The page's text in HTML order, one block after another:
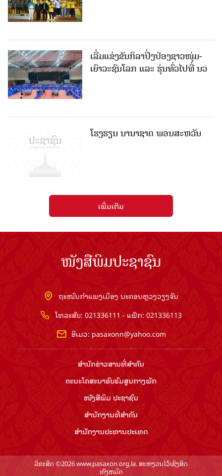
ເລີ່ມແຂ່ງຂັນກິລາປິ່ງປ່ອງຊາວໜຸ່ມ-
ເຍົາວະຊົນໂລກ ແລະ ຮຸ່ນທົ່ວໄປທີ່ ນວ
ໂຮງຮຽນ ນານາຊາດ ພອນສະຫວັນ
ເພີ່ມເຕີມ
ໜັງສືພິມປະຊາຊົນ
ຖະໜົນກຳແພງເມືອງ ນະຄອນຫຼວງວຽງຈັນ
ໂທລະສັບ: 021336111 - ແຟັກ: 021336113
ອີເມວ: pasaxonn@yahoo.com
ສຳ​ນັກ​ຂ່າວ​ສານ​ທີ່​ສຳ​ຄັນ​
ຄະນະໂຄສະນາອົບຮົມ​ສູນ​ກາງ​ພັກ
ໜັງສືພິມ ປະ​ຊາ​ຊົນ
ສຳ​ນັກ​ງານ​ທີ່​ສຳ​ຄັນ
ສຳ​ນັກ​ງານ​ປະ​ທານ​ປະ​ເທດ
ລິຂະສິດ ©2026 www.pasaxon.org.la. ສະຫງວນໄວ້ເຊິງສິດ
ທັງຫມົດ